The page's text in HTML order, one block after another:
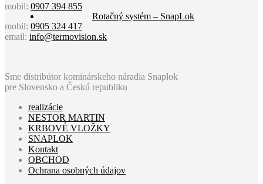
Rotačný systém – SnapLok
mobil: 0907 394 855
mobil: 0905 324 417
email: info@termovision.sk
Sme distribútor kominárskeho náradia Snaplok
pre Slovensko a Českú republiku
realizácie
NESTOR MARTIN
KRBOVÉ VLOŽKY
SNAPLOK
Kontakt
OBCHOD
Ochrana osobných údajov